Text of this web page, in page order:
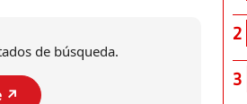
de búsqueda.
↗️
2
3